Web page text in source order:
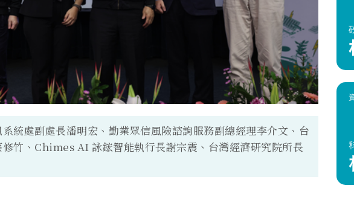
統處副處長潘明宏、勤業眾信風險諮詢服務副總經理李介文、台
竹、Chimes AI 詠鋐智能執行長謝宗震、台灣經濟研究院所長